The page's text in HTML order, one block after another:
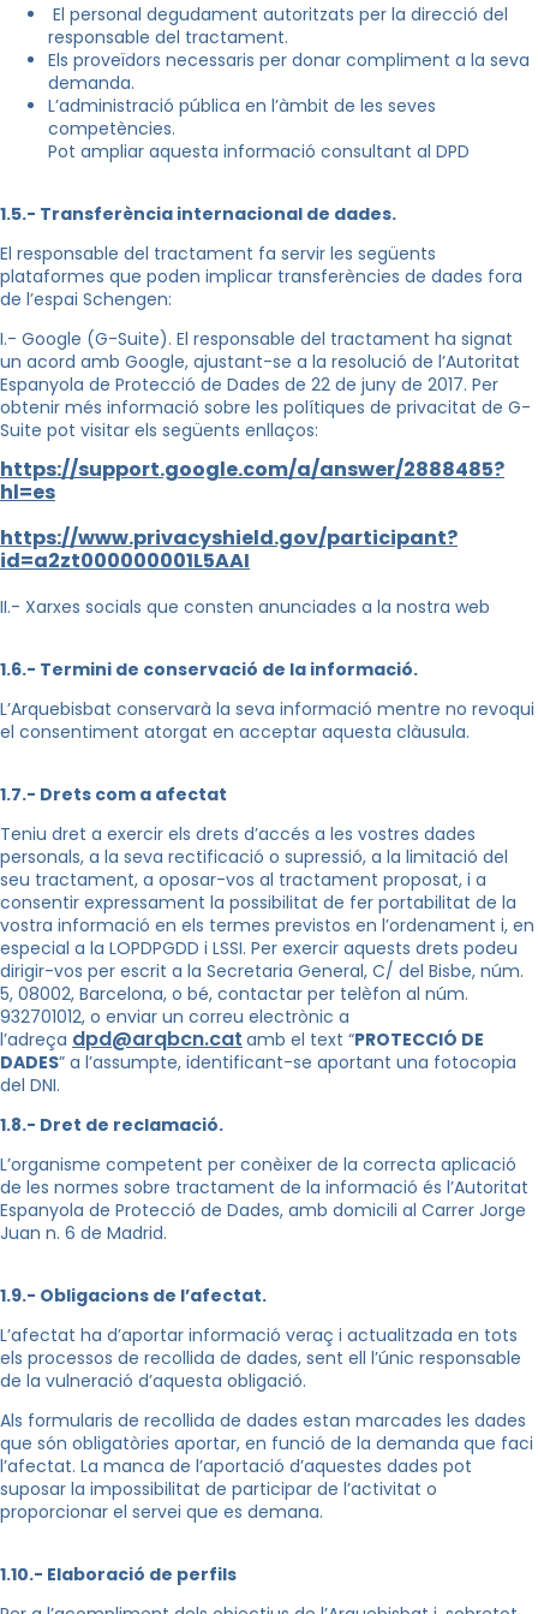
El personal degudament autoritzats per la direcció del
responsable del tractament.
Els proveïdors necessaris per donar compliment a la seva
demanda.
L’administració pública en l’àmbit de les seves
competències.
Pot ampliar aquesta informació consultant al DPD
1.5.- Transferència internacional de dades.
El responsable del tractament fa servir les següents
plataformes que poden implicar transferències de dades fora
de l’espai Schengen:
I.- Google (G-Suite). El responsable del tractament ha signat
un acord amb Google, ajustant-se a la resolució de l’Autoritat
Espanyola de Protecció de Dades de 22 de juny de 2017. Per
obtenir més informació sobre les polítiques de privacitat de G-
Suite pot visitar els següents enllaços:
https://support.google.com/a/answer/2888485?
hl=es
https://www.privacyshield.gov/participant?
id=a2zt000000001L5AAI
II.- Xarxes socials que consten anunciades a la nostra web
1.6.- Termini de conservació de la informació.
L’Arquebisbat conservarà la seva informació mentre no revoqui
el consentiment atorgat en acceptar aquesta clàusula.
1.7.- Drets com a afectat
Teniu dret a exercir els drets d’accés a les vostres dades
personals, a la seva rectificació o supressió, a la limitació del
seu tractament, a oposar-vos al tractament proposat, i a
consentir expressament la possibilitat de fer portabilitat de la
vostra informació en els termes previstos en l’ordenament i, en
especial a la LOPDPGDD i LSSI. Per exercir aquests drets podeu
dirigir-vos per escrit a la Secretaria General, C/ del Bisbe, núm.
5, 08002, Barcelona, o bé, contactar per telèfon al núm.
932701012, o enviar un correu electrònic a
l’adreça dpd@arqbcn.cat amb el text “PROTECCIÓ DE
DADES” a l’assumpte, identificant-se aportant una fotocopia
del DNI.
1.8.- Dret de reclamació.
L’organisme competent per conèixer de la correcta aplicació
de les normes sobre tractament de la informació és l’Autoritat
Espanyola de Protecció de Dades, amb domicili al Carrer Jorge
Juan n. 6 de Madrid.
1.9.- Obligacions de l’afectat.
L’afectat ha d’aportar informació veraç i actualitzada en tots
els processos de recollida de dades, sent ell l’únic responsable
de la vulneració d’aquesta obligació.
Als formularis de recollida de dades estan marcades les dades
que són obligatòries aportar, en funció de la demanda que faci
l’afectat. La manca de l’aportació d’aquestes dades pot
suposar la impossibilitat de participar de l’activitat o
proporcionar el servei que es demana.
1.10.- Elaboració de perfils